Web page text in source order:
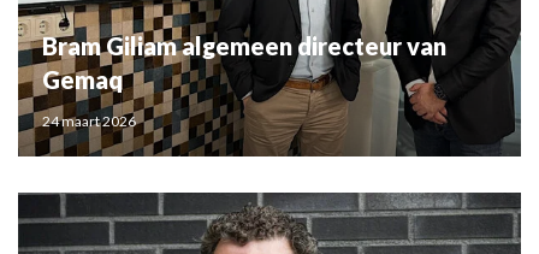
Bram Giliam algemeen directeur van
Gemaq
24 maart 2026